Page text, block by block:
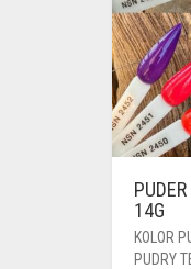
14G
KOLOR
PUDRY